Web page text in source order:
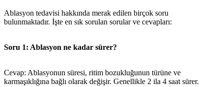
Ablasyon tedavisi hakkında merak edilen birçok soru
bulunmaktadır. İşte en sık sorulan sorular ve cevapları:
Soru 1: Ablasyon ne kadar sürer?
Cevap: Ablasyonun süresi, ritim bozukluğunun türüne ve
karmaşıklığına bağlı olarak değişir. Genellikle 2 ila 4 saat sürer.